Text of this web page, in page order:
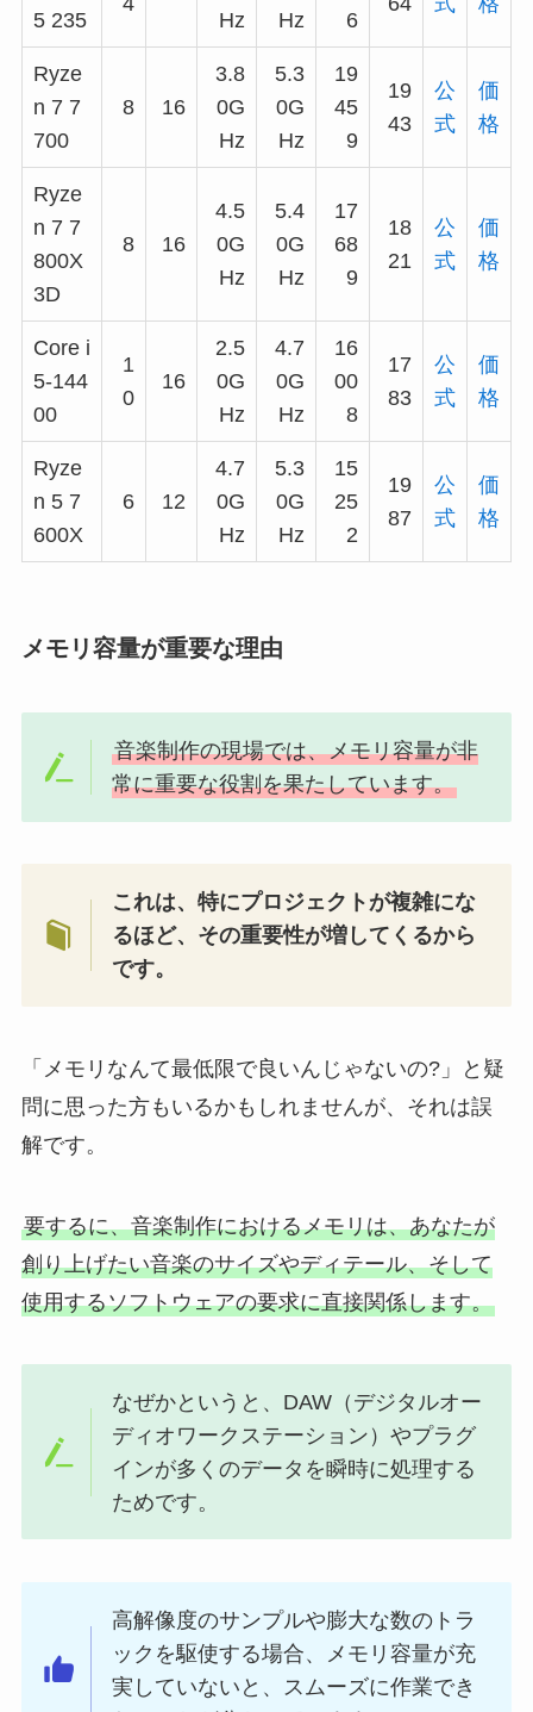
5 235 Hz Hz 6
Ryze
n 7 7
700
8 16
3.8
0G
Hz
5.3
0G
Hz
19
45
9
19
43
公
式
価
格
Ryze
n 7 7
800X
3D
8 16
4.5
0G
Hz
5.4
0G
Hz
17
68
9
18
21
公
式
価
格
Core i
5-144
00
1
0
16
2.5
0G
Hz
4.7
0G
Hz
16
00
8
17
83
公
式
価
格
Ryze
n 5 7
600X
6 12
4.7
0G
Hz
5.3
0G
Hz
15
25
2
19
87
公
式
価
格
メモリ容量が重要な理由
音楽制作の現場では、メモリ容量が非
常に重要な役割を果たしています。
これは、特にプロジェクトが複雑にな
るほど、その重要性が増してくるから
です。
「メモリなんて最低限で良いんじゃないの?」と疑
問に思った方もいるかもしれませんが、それは誤
解です。
要するに、音楽制作におけるメモリは、あなたが
創り上げたい音楽のサイズやディテール、そして
使用するソフトウェアの要求に直接関係します。
なぜかというと、DAW（デジタルオー
ディオワークステーション）やプラグ
インが多くのデータを瞬時に処理する
ためです。
高解像度のサンプルや膨大な数のトラ
ックを駆使する場合、メモリ容量が充
実していないと、スムーズに作業でき